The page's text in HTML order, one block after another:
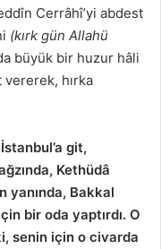
Cerrâhî’yi abdest
(kırk gün Allahü
büyük bir huzur hâli
hırka
git,
Kethüdâ
yanında, Bakkal
bir oda yaptırdı. O
senin için o civarda